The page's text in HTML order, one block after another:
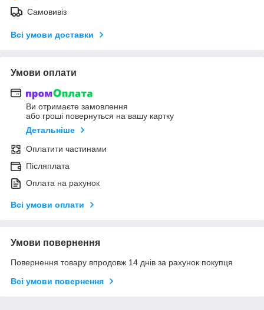
Самовивіз
Всі умови доставки
Умови оплати
Ви отримаєте замовлення
або гроші повернуться на вашу картку
Детальніше
Оплатити частинами
Післяплата
Оплата на рахунок
Всі умови оплати
Умови повернення
Повернення товару впродовж 14 днів за рахунок покупця
Всі умови повернення